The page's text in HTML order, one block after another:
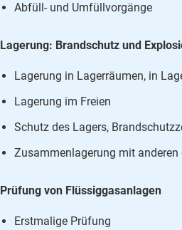
Abfüll- und Umfüllvorgänge
Lagerung: Brandschutz und
Lagerung in Lagerräumen, in
Lagerung im Freien
Schutz des Lagers,
Zusammenlagerung mit
Prüfung von Flüssiggasanlagen
Erstmalige Prüfung